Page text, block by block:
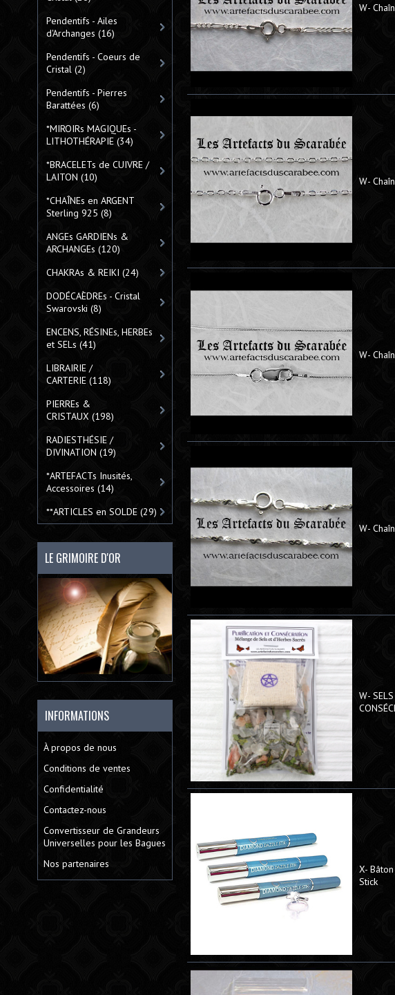
W-
W-
W-
W-
W-
X-
Stick
Pendentifs - Ailes
d'Archanges (16)
Pendentifs - Coeurs de
Cristal(2)
Pendentifs - Pierres
Barattées (6)
*MIROIRs MAGIQUEs -
LITHOTHÉRAPIE(34)
*BRACELETs de CUIVRE /
LAITON (10)
*CHAÎNEs en ARGENT
Sterling 925 (8)
ANGEs GARDIENs &
ARCHANGEs (120)
CHAKRAs & REIKI (24)
DODÉCAÈDREs - Cristal
Swarovski (8)
ENCENS, RÉSINEs, HERBEs
et SELs (41)
LIBRAIRIE /
CARTERIE(118)
PIERREs &
CRISTAUX (198)
RADIESTHÉSIE /
DIVINATION (19)
*ARTEFACTs Inusités,
Accessoires (14)
**ARTICLES en SOLDE(29)
LE GRIMOIRE D'OR
INFORMATIONS
À propos de nous
Conditions de ventes
Confidentialité
Contactez-nous
Convertisseur de Grandeurs
Universelles pour les Bagues
Nos partenaires